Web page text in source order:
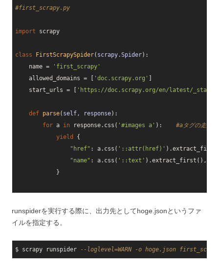
#first_scrapy.py
import scrapy
class FirstScrapySpider( scrapy.Spider):
    name =
'first_scrapy'
    allowed_domains = [
'doc.scrapy.org'
    start_urls = [
'https://doc.scrapy.org/en/latest/_static/
def parse( self, response):
for a in response.css( '#images a' ): #aタグの走査
yield
{
"href" : a.css( '::attr(href)'
"name" : a.css( '::text' ).extract_first(),
            }
runspiderを実行する際に、出力先としてhoge.jsonというファ
イルを指定する。
$ scrapy runspider --loglevel=WARN -o hoge.json